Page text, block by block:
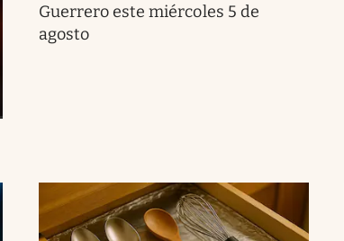
Guerrero este miércoles 5 de
agosto